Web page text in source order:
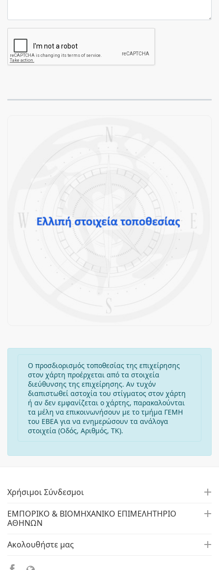
Ο προσδιορισμός τοποθεσίας της επιχείρησης
στον χάρτη προέρχεται από τα στοιχεία
διεύθυνσης της επιχείρησης. Αν τυχόν
διαπιστωθεί αστοχία του στίγματος στον χάρτη
ή αν δεν εμφανίζεται ο χάρτης, παρακαλούνται
τα μέλη να επικοινωνήσουν με το τμήμα ΓΕΜΗ
του ΕΒΕΑ για να ενημερώσουν τα ανάλογα
στοιχεία (Οδός, Αριθμός, ΤΚ).
Χρήσιμοι Σύνδεσμοι
ΕΜΠΟΡΙΚΟ & ΒΙΟΜΗΧΑΝΙΚΟ ΕΠΙΜΕΛΗΤΗΡΙΟ
ΑΘΗΝΩΝ
Ακολουθήστε μας